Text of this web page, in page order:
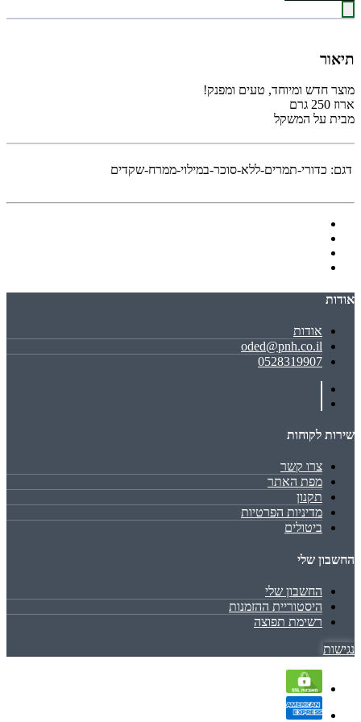
תיאור
מוצר חדש ומיוחד, טעים ומפנק!
ארוז 250 גרם
מבית על המשקל
דגם: כדורי-תמרים-ללא-סוכר-במילוי-ממרח-שקדים
אודות
אודות
oded@pnh.co.il
0528319907
שירות לקוחות
צרו קשר
מפת האתר
תקנון
מדיניות הפרטיות
ביטולים
החשבון שלי
החשבון שלי
היסטוריית ההזמנות
רשימת תפוצה
נגישות